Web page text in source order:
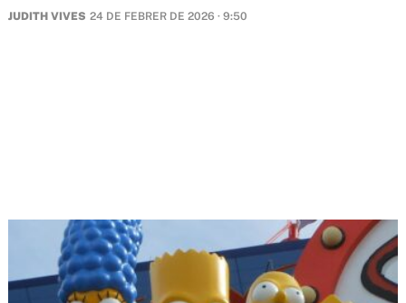
JUDITH VIVES 24 DE FEBRER DE 2026 · 9:50